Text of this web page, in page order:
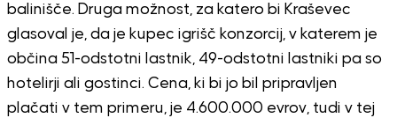
balinišče. Druga možnost, za katero bi Kraševec
glasoval je, da je kupec igrišč konzorcij, v katerem je
občina 51-odstotni lastnik, 49-odstotni lastniki pa so
hotelirji ali gostinci. Cena, ki bi jo bil pripravljen
plačati v tem primeru, je 4.600.000 evrov, tudi v tej